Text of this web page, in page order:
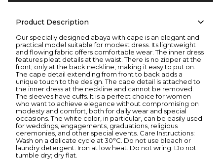
Product Description
Our specially designed abaya with cape is an elegant and
practical model suitable for modest dress. Its lightweight
and flowing fabric offers comfortable wear. The inner dress
features pleat details at the waist. There is no zipper at the
front; only at the back neckline, making it easy to put on.
The cape detail extending from front to back adds a
unique touch to the design. The cape detail is attached to
the inner dress at the neckline and cannot be removed.
The sleeves have cuffs. It is a perfect choice for women
who want to achieve elegance without compromising on
modesty and comfort, both for daily wear and special
occasions. The white color, in particular, can be easily used
for weddings, engagements, graduations, religious
ceremonies, and other special events. Care Instructions:
Wash on a delicate cycle at 30°C. Do not use bleach or
laundry detergent. Iron at low heat. Do not wring. Do not
tumble dry; dry flat.